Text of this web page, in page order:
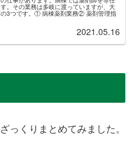
。その業務は多岐に渡っていますが、大
の3つです。① 病棟薬剤業務② 薬剤管理指
2021.05.16
っくりまとめてみました。